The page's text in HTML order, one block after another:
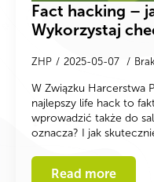
Fact hacking –
Wykorzystaj
ZHP 2025-05-07
W Związku Harcerstwa
najlepszy life hack to
wprowadzić także do
oznacza? I jak
Read more